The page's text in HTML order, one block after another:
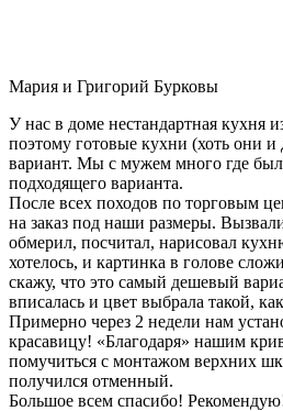
Мария и Григорий Бурковы
У нас в доме нестандартная кухня
поэтому готовые кухни (хоть они
вариант. Мы с мужем много где
подходящего варианта.
После всех походов по торговым
на заказ под наши размеры.
обмерил, посчитал, нарисовал
хотелось, и картинка в голове
скажу, что это самый дешевый
вписалась и цвет выбрала такой,
Примерно через 2 недели нам
красавицу! «Благодаря» нашим
помучиться с монтажом верхних
получился отменный.
Большое всем спасибо!